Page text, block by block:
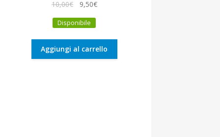
10,00€
originale
10,00€.
9,50€Il
9,50€.
Disponibile
Aggiungi al carrello